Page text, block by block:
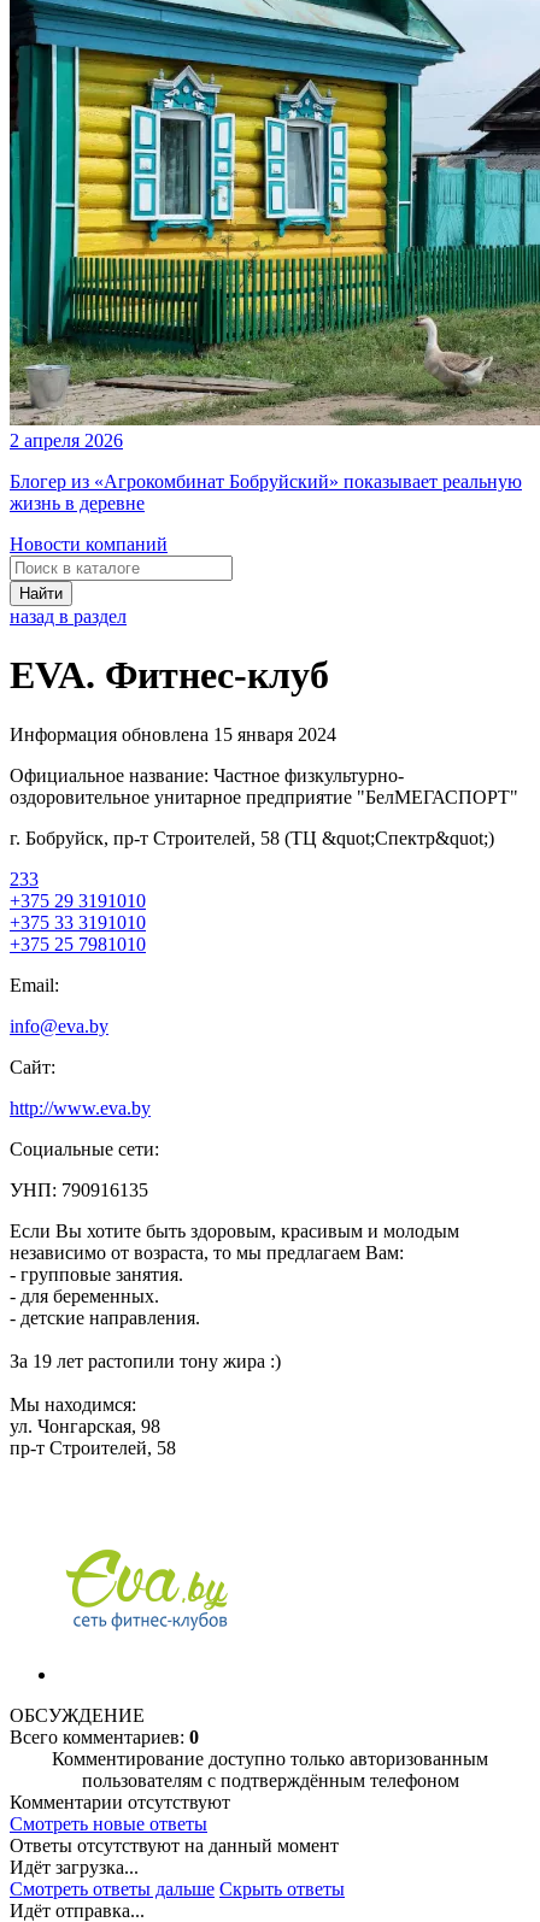
2 апреля 2026
Блогер из «Агрокомбинат Бобруйский» показывает реальную
жизнь в деревне
Новости компаний
Найти
назад в раздел
EVA. Фитнес-клуб
Информация обновлена 15 января 2024
Официальное название: Частное физкультурно-
оздоровительное унитарное предприятие "БелМЕГАСПОРТ"
г. Бобруйск, пр-т Строителей, 58 (ТЦ &quot;Спектр&quot;)
233
+375 29 3191010
+375 33 3191010
+375 25 7981010
Email:
info@eva.by
Сайт:
http://www.eva.by
Социальные сети:
УНП: 790916135
Если Вы хотите быть здоровым, красивым и молодым
независимо от возраста, то мы предлагаем Вам:
- групповые занятия.
- для беременных.
- детские направления.
За 19 лет растопили тону жира :)
Мы находимся:
ул. Чонгарская, 98
пр-т Строителей, 58
ОБСУЖДЕНИЕ
Всего комментариев: 0
Комментирование доступно только авторизованным
пользователям с подтверждённым телефоном
Комментарии отсутствуют
Смотреть новые ответы
Ответы отсутствуют на данный момент
Идёт загрузка...
Смотреть ответы дальше Скрыть ответы
Идёт отправка...